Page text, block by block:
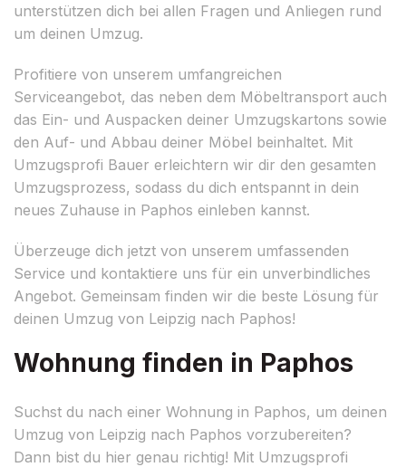
unterstützen dich bei allen Fragen und Anliegen rund
um deinen Umzug.
Profitiere von unserem umfangreichen
Serviceangebot, das neben dem Möbeltransport auch
das Ein- und Auspacken deiner Umzugskartons sowie
den Auf- und Abbau deiner Möbel beinhaltet. Mit
Umzugsprofi Bauer erleichtern wir dir den gesamten
Umzugsprozess, sodass du dich entspannt in dein
neues Zuhause in Paphos einleben kannst.
Überzeuge dich jetzt von unserem umfassenden
Service und kontaktiere uns für ein unverbindliches
Angebot. Gemeinsam finden wir die beste Lösung für
deinen Umzug von Leipzig nach Paphos!
Wohnung finden in Paphos
Suchst du nach einer Wohnung in Paphos, um deinen
Umzug von Leipzig nach Paphos vorzubereiten?
Dann bist du hier genau richtig! Mit Umzugsprofi